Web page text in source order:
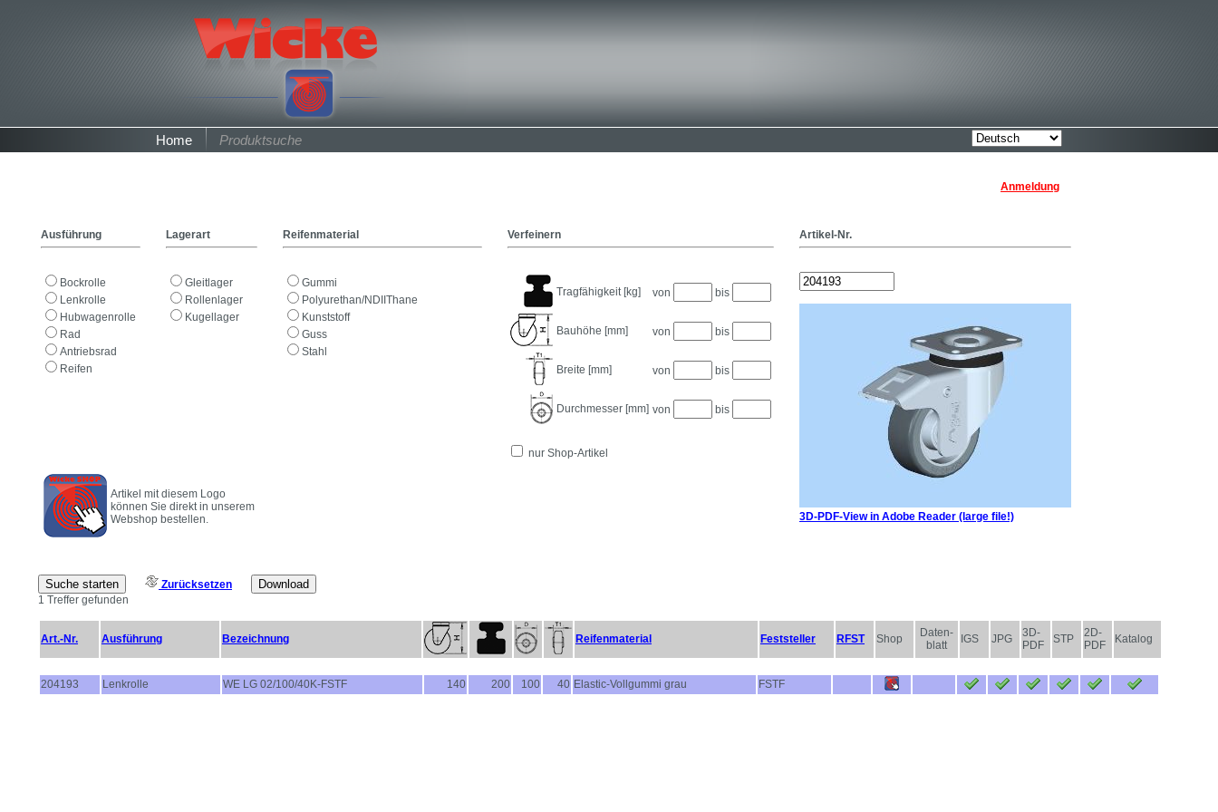
Home Produktsuche
Anmeldung
Ausführung Lagerart Reifenmaterial Verfeinern Artikel-Nr.
Bockrolle
Lenkrolle
Hubwagenrolle
Rad
Antriebsrad
Reifen
Gleitlager
Rollenlager
Kugellager
Gummi
Polyurethan/NDIIThane
Kunststoff
Guss
Stahl
Tragfähigkeit [kg] von bis
Bauhöhe [mm] von bis
Breite [mm] von bis
Durchmesser [mm] von bis
nur Shop-Artikel
3D-PDF-View in Adobe Reader (large file!)
Artikel mit diesem Logo
können Sie direkt in unserem
Webshop bestellen.
Zurücksetzen
1 Treffer gefunden
Art.-Nr. Ausführung Bezeichnung Reifenmaterial Feststeller RFST Shop
Daten-
blatt
IGS JPG
3D-
PDF
STP
2D-
PDF
Katalog
204193 Lenkrolle WE LG 02/100/40K-FSTF 140 200 100 40 Elastic-Vollgummi grau FSTF